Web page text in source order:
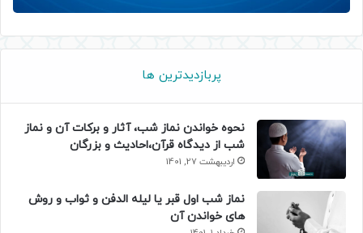
پربازدیدترین ها
نحوه خواندن نماز شب، آثار و برکات آن و نماز
شب از دیدگاه قرآن،احادیث و بزرگان
اردیبهشت 27, 1401
نماز شب اول قبر یا لیله الدفن و ثواب و روش
های خواندن آن